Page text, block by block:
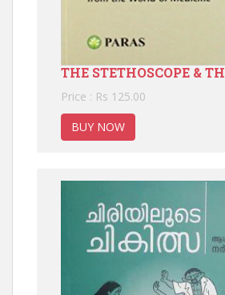
THE STETHOSCOPE &
Price : Rs 125.00
BUY NOW